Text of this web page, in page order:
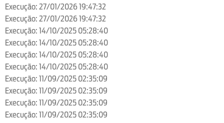
Execução: 27/01/2026 19:47:32
Execução: 27/01/2026 19:47:32
Execução: 14/10/2025 05:28:40
Execução: 14/10/2025 05:28:40
Execução: 14/10/2025 05:28:40
Execução: 14/10/2025 05:28:40
Execução: 11/09/2025 02:35:09
Execução: 11/09/2025 02:35:09
Execução: 11/09/2025 02:35:09
Execução: 11/09/2025 02:35:09